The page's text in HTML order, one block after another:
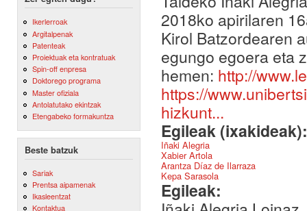
Ikerlerroak
Argitalpenak
Patenteak
Proiektuak eta kontratuak
Spin-off enpresa
Doktorego programa
Master ofiziala
Antolatutako ekintzak
Etengabeko formakuntza
Beste batzuk
Sariak
Prentsa aipamenak
Ikasleentzat
Kontaktua
2018ko apirilaren
Kirol Batzordearen
egungo egoera eta
hemen: http://
https://
hizkunt...
Egileak
Iñaki Alegria
Xabier Artola
Arantza Díaz de Ilarraza
Kepa Sarasola
Egileak: